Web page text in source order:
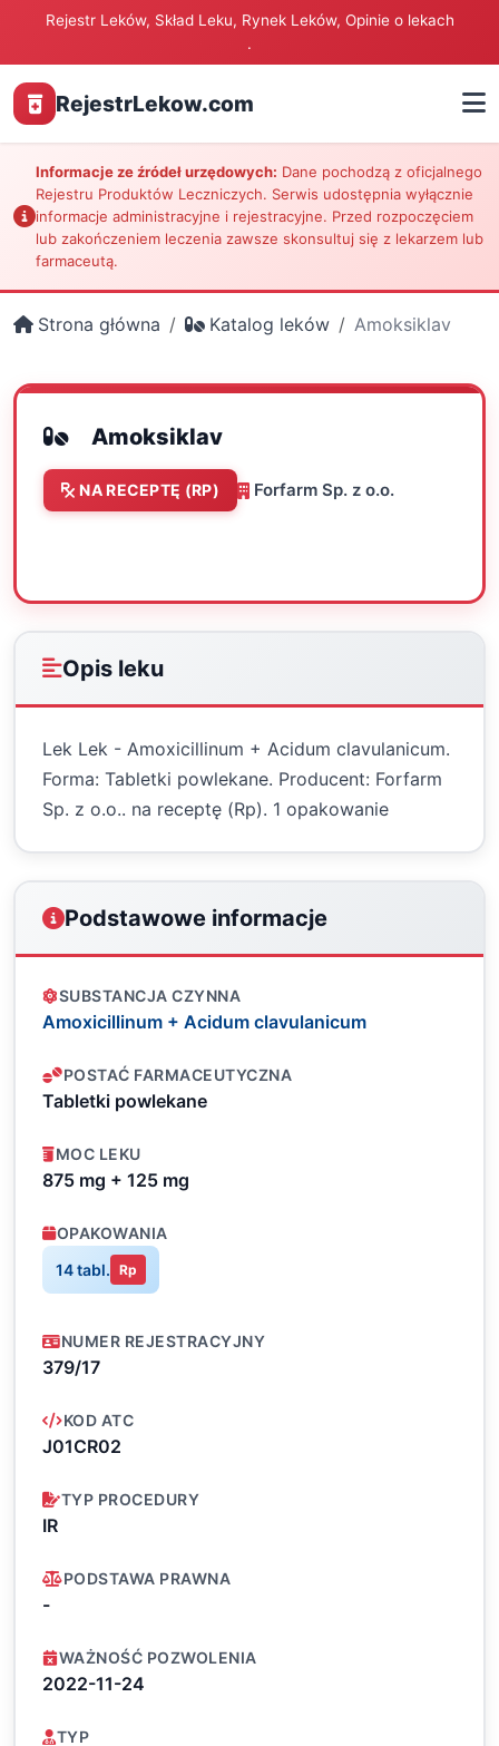
Rejestr Leków, Skład Leku, Rynek Leków, Opinie o lekach
.
RejestrLekow.com
Informacje ze źródeł urzędowych: Dane pochodzą z oficjalnego
Rejestru Produktów Leczniczych. Serwis udostępnia wyłącznie
informacje administracyjne i rejestracyjne. Przed rozpoczęciem
lub zakończeniem leczenia zawsze skonsultuj się z lekarzem lub
farmaceutą.
Strona główna Katalog leków Amoksiklav
Amoksiklav
NA RECEPTĘ (RP) Forfarm Sp. z o.o.
Opis leku
Lek Lek - Amoxicillinum + Acidum clavulanicum.
Forma: Tabletki powlekane. Producent: Forfarm
Sp. z o.o.. na receptę (Rp). 1 opakowanie
Podstawowe informacje
SUBSTANCJA CZYNNA
Amoxicillinum + Acidum clavulanicum
POSTAĆ FARMACEUTYCZNA
Tabletki powlekane
MOC LEKU
875 mg + 125 mg
OPAKOWANIA
14 tabl. Rp
NUMER REJESTRACYJNY
379/17
KOD ATC
J01CR02
TYP PROCEDURY
IR
PODSTAWA PRAWNA
-
WAŻNOŚĆ POZWOLENIA
2022-11-24
TYP